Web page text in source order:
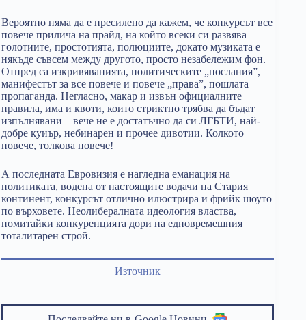
Вероятно няма да е пресилено да кажем, че конкурсът все
повече прилича на прайд, на който всеки си развява
голотиите, простотията, полюциите, докато музиката е
някъде съвсем между другото, просто незабележим фон.
Отпред са изкривяванията, политическите „послания”,
манифестът за все повече и повече „права”, пошлата
пропаганда. Негласно, макар и извън официалните
правила, има и квоти, които стриктно трябва да бъдат
изпълнявани – вече не е достатъчно да си ЛГБТИ, най-
добре куиър, небинарен и прочее дивотии. Колкото
повече, толкова повече!
А последната Евровизия е нагледна еманация на
политиката, водена от настоящите водачи на Стария
континент, конкурсът отлично илюстрира и фрийк шоуто
по върховете. Неолибералната идеология властва,
помитайки конкуренцията дори на едновремешния
тоталитарен строй.
Източник